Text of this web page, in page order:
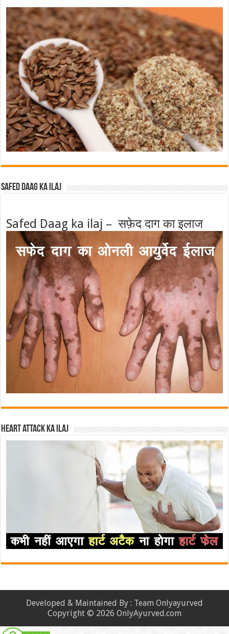
Safed Daag ka ilaj
Safed Daag ka ilaj – सफ़ेद दाग का इलाज
Heart attack ka ilaj
Developed & Maintained By : Team Onlyayurved
Copyright © 2026 OnlyAyurved.com